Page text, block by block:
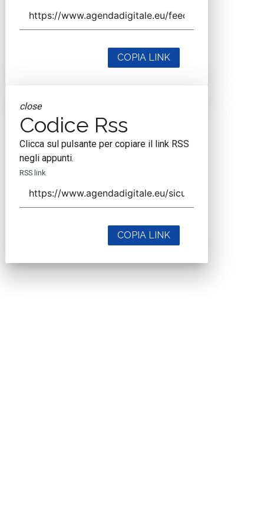
COPIA LINK
close
Codice Rss
Clicca sul pulsante per copiare il link RSS
negli appunti.
RSS link
COPIA LINK